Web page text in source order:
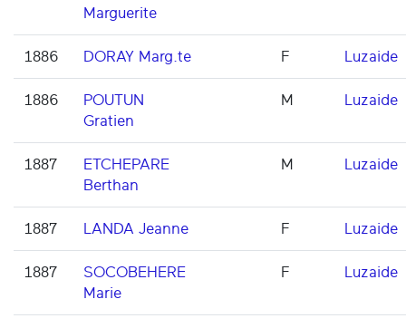
Marguerite
1886 DORAY Marg.te F Luzaide
1886
POUTUN
Gratien
M Luzaide
1887
ETCHEPARE
Berthan
M Luzaide
1887 LANDA Jeanne F Luzaide
1887
SOCOBEHERE
Marie
F Luzaide